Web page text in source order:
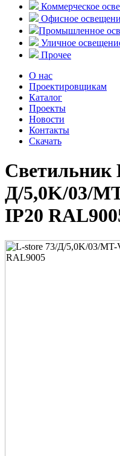
Коммерческое
Офисное
Промышленное
Уличное
Прочее
О нас
Проектировщикам
Каталог
Проекты
Новости
Контакты
Скачать
Светильник
Д/5,0K/03/
IP20